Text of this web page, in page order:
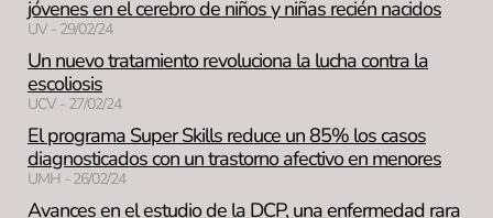
jóvenes en el cerebro de niños y niñas recién nacidos
UV - 29/02/24
Un nuevo tratamiento revoluciona la lucha contra la
escoliosis
UCV - 27/02/24
El programa Super Skills reduce un 85% los casos
diagnosticados con un trastorno afectivo en menores
UMH - 26/02/24
Avances en el estudio de la DCP, una enfermedad rara